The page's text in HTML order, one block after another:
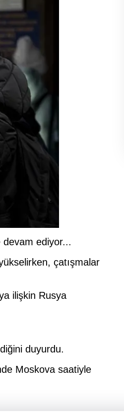
devam ediyor...
çatışmalar
ilişkin Rusya
duyurdu.
Moskova saatiyle